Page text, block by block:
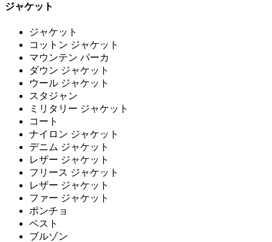
ジャケット
ジャケット
コットン ジャケット
マウンテン パーカ
ダウン ジャケット
ウール ジャケット
スタジャン
ミリタリー ジャケット
コート
ナイロン ジャケット
デニム ジャケット
レザー ジャケット
フリース ジャケット
レザー ジャケット
ファー ジャケット
ポンチョ
ベスト
ブルゾン